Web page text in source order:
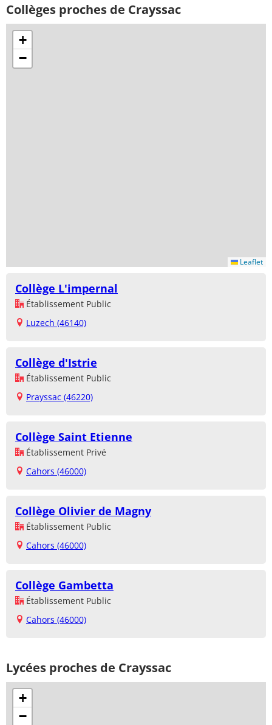
Collèges proches de Crayssac
+
−
Leaflet
Collège L'impernal
Établissement Public
Luzech (46140)
Collège d'Istrie
Établissement Public
Prayssac (46220)
Collège Saint Etienne
Établissement Privé
Cahors (46000)
Collège Olivier de Magny
Établissement Public
Cahors (46000)
Collège Gambetta
Établissement Public
Cahors (46000)
Lycées proches de Crayssac
+
−